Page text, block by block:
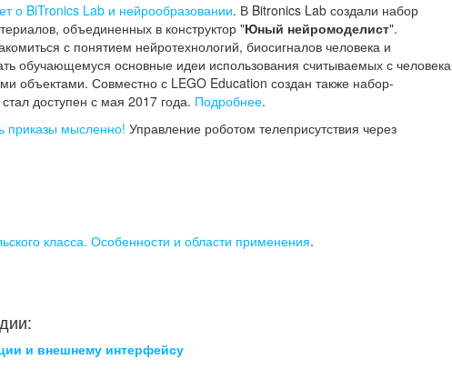
о BiTronics Lab и нейрообразовании. В Bitronics Lab создали набор
объединенных в конструктор "Юный нейромоделист".
с понятием нейротехнологий, биосигналов человека и
обучающемуся основные идеи использования считываемых с человека
объектами. Совместно с LEGO Education создан также набор-
доступен с мая 2017 года. Подробнее.
приказы мысленно! Управление роботом телеприсутствия через
класса. Особенности и области применения.
и внешнему интерфейсу